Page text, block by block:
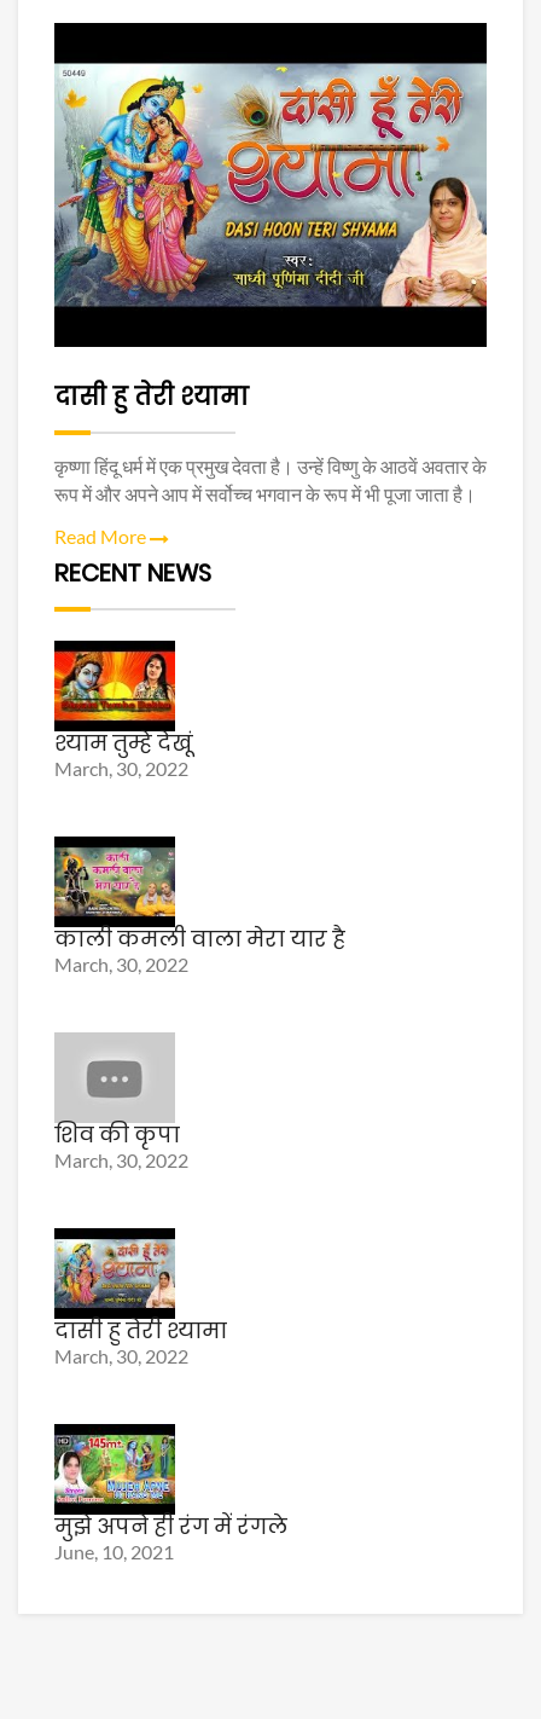
दासी हु तेरी श्यामा
कृष्णा हिंदू धर्म में एक प्रमुख देवता है। उन्हें विष्णु के आठवें अवतार के
रूप में और अपने आप में सर्वोच्च भगवान के रूप में भी पूजा जाता है।
Read More
RECENT NEWS
श्याम तुम्हे देखूं
March, 30, 2022
काली कमली वाला मेरा यार है
March, 30, 2022
शिव की कृपा
March, 30, 2022
दासी हु तेरी श्यामा
March, 30, 2022
मुझे अपने ही रंग में रंगले
June, 10, 2021